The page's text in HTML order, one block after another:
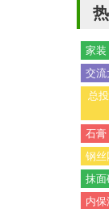
家装
交流
总
石膏
钢丝
抹面
内